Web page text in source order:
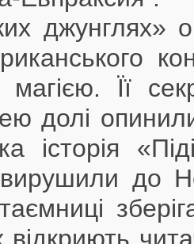
джунглях»
магією. Її
долі
історія
вирушили до
відкриють